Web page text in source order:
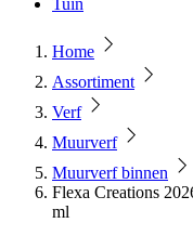
Tuin
Home
Assortiment
Verf
Muurverf
Muurverf binnen
Flexa Creations
ml